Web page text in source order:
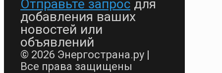
Отправьте запрос для
добавления ваших
новостей или
объявлений
© 2026 Энергострана.ру |
Все права защищены